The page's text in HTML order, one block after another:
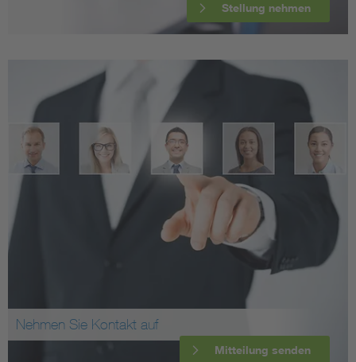
Stellung nehmen
Nehmen Sie Kontakt auf
Mitteilung senden